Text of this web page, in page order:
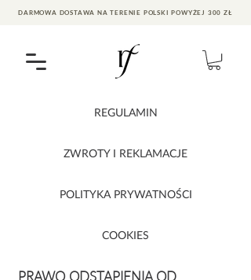
DARMOWA DOSTAWA NA TERENIE POLSKI POWYŻEJ 300 ZŁ
REGULAMIN
ZWROTY I REKLAMACJE
POLITYKA PRYWATNOŚCI
COOKIES
PRAWO ODSTĄPIENIA OD